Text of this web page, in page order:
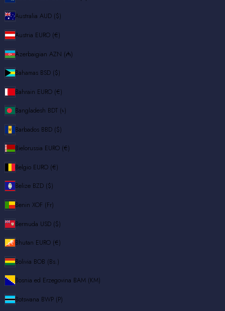
Australia AUD ($)
Austria EURO (€)
Azerbaigian AZN (₼)
Bahamas BSD ($)
Bahrain EURO (€)
Bangladesh BDT (৳)
Barbados BBD ($)
Bielorussia EURO (€)
Belgio EURO (€)
Belize BZD ($)
Benin XOF (Fr)
Bermuda USD ($)
Bhutan EURO (€)
Bolivia BOB (Bs.)
Bosnia ed Erzegovina BAM (КМ)
Botswana BWP (P)